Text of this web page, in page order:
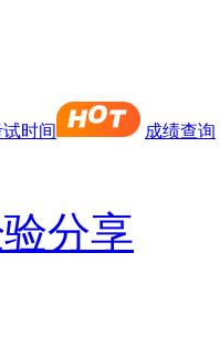
时间 成绩查询
分享